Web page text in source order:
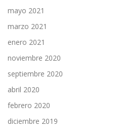
mayo 2021
marzo 2021
enero 2021
noviembre 2020
septiembre 2020
abril 2020
febrero 2020
diciembre 2019